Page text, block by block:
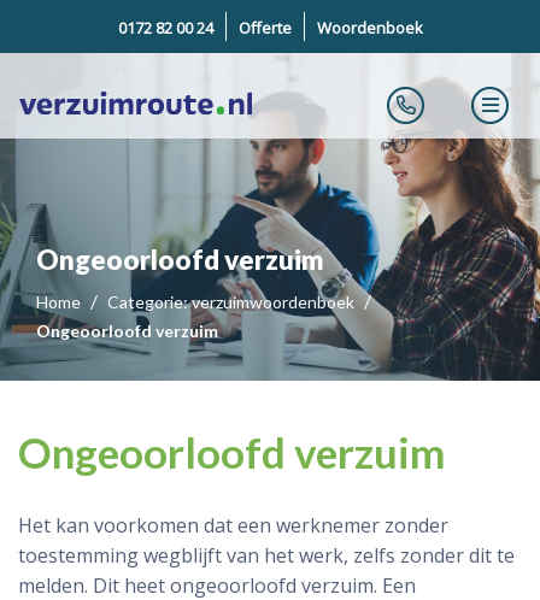
0172 82 00 24 Offerte Woordenboek
Ongeoorloofd verzuim
Home
Categorie: verzuimwoordenboek
Ongeoorloofd verzuim
Ongeoorloofd verzuim
Het kan voorkomen dat een werknemer zonder
toestemming wegblijft van het werk, zelfs zonder dit te
melden. Dit heet ongeoorloofd verzuim. Een